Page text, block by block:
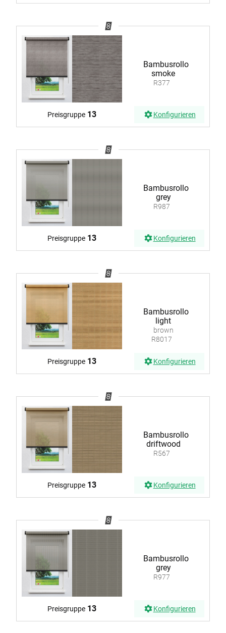
Bambusrollo
smoke
R377
Preisgruppe 13 Konfigurieren
Bambusrollo
grey
R987
Preisgruppe 13 Konfigurieren
Bambusrollo
light
brown
R8017
Preisgruppe 13 Konfigurieren
Bambusrollo
driftwood
R567
Preisgruppe 13 Konfigurieren
Bambusrollo
grey
R977
Preisgruppe 13 Konfigurieren